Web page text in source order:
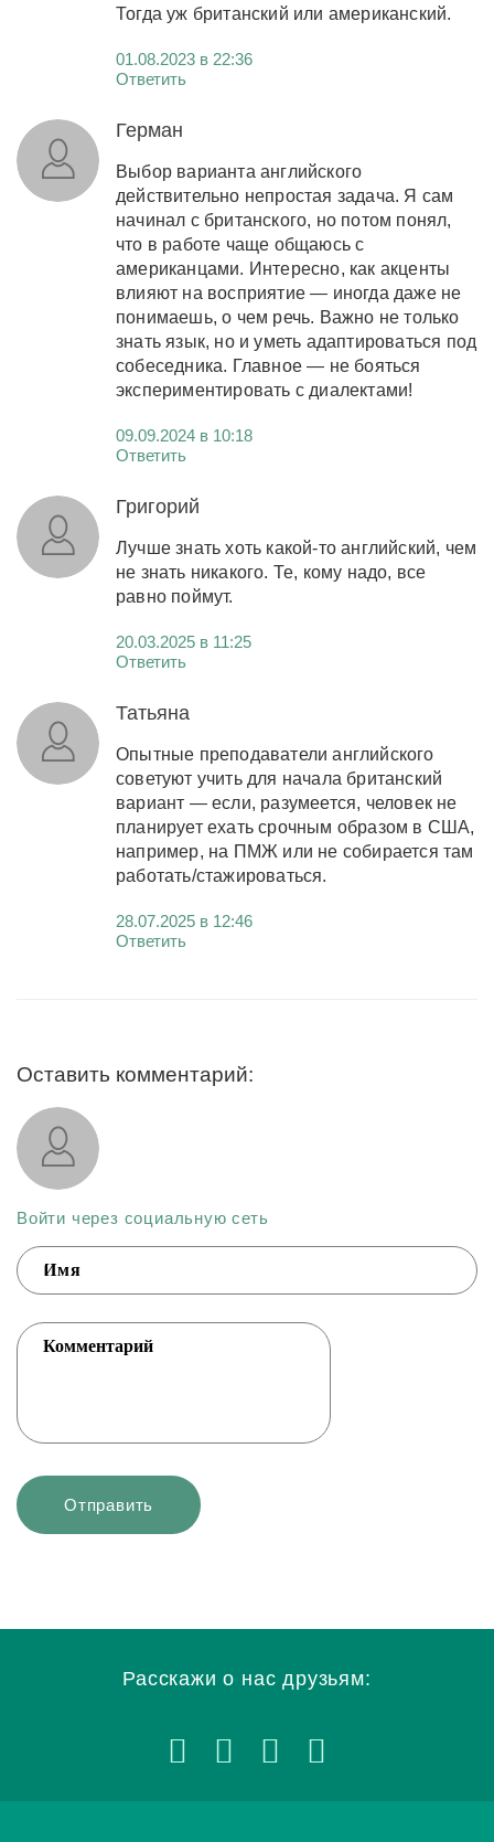
Тогда уж британский или американский.
01.08.2023 в 22:36
Ответить
Герман
Выбор варианта английского
действительно непростая задача. Я сам
начинал с британского, но потом понял,
что в работе чаще общаюсь с
американцами. Интересно, как акценты
влияют на восприятие — иногда даже не
понимаешь, о чем речь. Важно не только
знать язык, но и уметь адаптироваться под
собеседника. Главное — не бояться
экспериментировать с диалектами!
09.09.2024 в 10:18
Ответить
Григорий
Лучше знать хоть какой-то английский, чем
не знать никакого. Те, кому надо, все
равно поймут.
20.03.2025 в 11:25
Ответить
Татьяна
Опытные преподаватели английского
советуют учить для начала британский
вариант — если, разумеется, человек не
планирует ехать срочным образом в США,
например, на ПМЖ или не собирается там
работать/стажироваться.
28.07.2025 в 12:46
Ответить
Оставить комментарий:
Войти через социальную сеть
Расскажи о нас друзьям: